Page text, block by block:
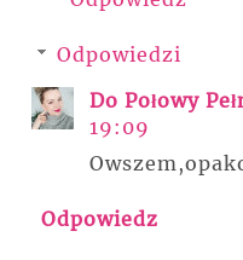
Odpowiedzi
Do Połowy
19:09
Odpowiedz